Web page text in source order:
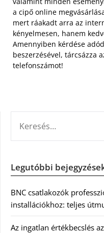
a cipő online
mert ráakadt arra az
kényelmesen, hanem
Amennyiben kérdése
beszerzésével, tárcsázza
telefonszámot!
Legutóbbi
BNC csatlakozók
installációkhoz: teljes
Az ingatlan értékbecslés